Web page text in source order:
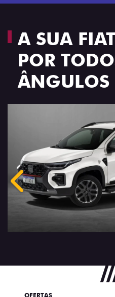
A SUA
POR
ÂNGULOS
Anterior
OFERTAS